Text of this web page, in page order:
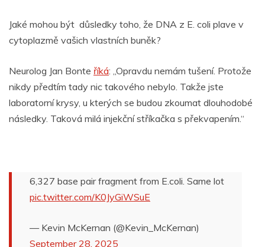
Jaké mohou být důsledky toho, že DNA z E. coli plave v
cytoplazmě vašich vlastních buněk?
Neurolog Jan Bonte říká: „Opravdu nemám tušení. Protože
nikdy předtím tady nic takového nebylo. Takže jste
laboratorní krysy, u kterých se budou zkoumat dlouhodobé
následky. Taková milá injekční stříkačka s překvapením.“
6,327 base pair fragment from E.coli. Same lot
pic.twitter.com/K0JyGiWSuE
— Kevin McKernan (@Kevin_McKernan)
September 28, 2025